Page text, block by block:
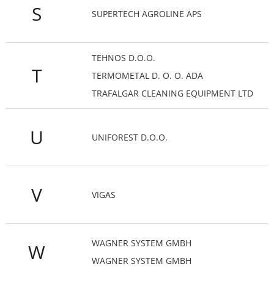
S SUPERTECH AGROLINE APS
T
TEHNOS D.O.O.
TERMOMETAL D. O. O. ADA
TRAFALGAR CLEANING EQUIPMENT LTD
U UNIFOREST D.O.O.
V VIGAS
W
WAGNER SYSTEM GMBH
WAGNER SYSTEM GMBH